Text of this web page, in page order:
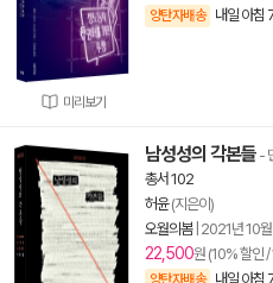
미리보기
양탄자배송 내일 아침
남성성의 각본들 -
총서 102
허윤(지은이)
오월의봄| 2021년 10월
22,500원 (10% 할인
양탄자배송 내일 아침